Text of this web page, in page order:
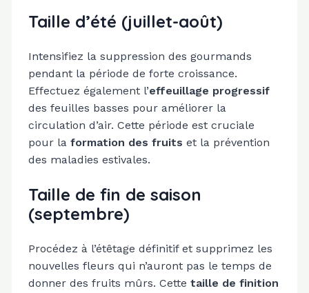
Taille d’été (juillet-août)
Intensifiez la suppression des gourmands
pendant la période de forte croissance.
Effectuez également l’effeuillage progressif
des feuilles basses pour améliorer la
circulation d’air. Cette période est cruciale
pour la formation des fruits et la prévention
des maladies estivales.
Taille de fin de saison
(septembre)
Procédez à l’étêtage définitif et supprimez les
nouvelles fleurs qui n’auront pas le temps de
donner des fruits mûrs. Cette taille de finition